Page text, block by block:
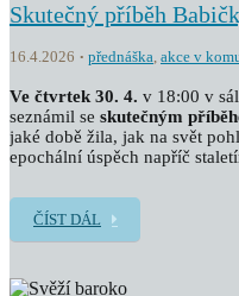
Skutečný příběh
16.4.2026 přednáška, akce v
Ve čtvrtek 30. 4. v 18:00 v
seznámil se skutečným
jaké době žila, jak na svět
epochální úspěch napříč
ČÍST DÁL